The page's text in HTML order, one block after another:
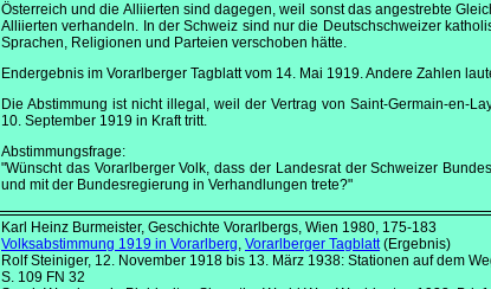
Österreich und die Alliierten sind dagegen, weil sonst das angestrebte
Alliierten verhandeln. In der Schweiz sind nur die Deutschschweizer
Sprachen, Religionen und Parteien verschoben hätte.
Endergebnis im Vorarlberger Tagblatt vom 14. Mai 1919. Andere Zahlen
Die Abstimmung ist nicht illegal, weil der Vertrag von Saint-Germain-en-
10. September 1919 in Kraft tritt.
Abstimmungsfrage:
"Wünscht das Vorarlberger Volk, dass der Landesrat der Schweizer
und mit der Bundesregierung in Verhandlungen trete?"
Karl Heinz Burmeister, Geschichte Vorarlbergs, Wien 1980, 175-183
Volksabstimmung 1919 in Vorarlberg, Vorarlberger Tagblatt(Ergebnis)
Rolf Steiniger, 12. November 1918 bis 13. März 1938: Stationen auf dem
S. 109 FN 32